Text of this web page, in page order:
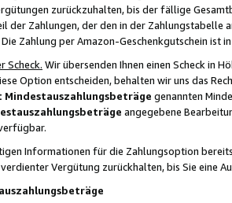
zurückzuhalten, bis der fällige
der Zahlungen, der den in der
Zahlung per Amazon-Geschenkgutschein ist
Scheck. Wir übersenden Ihnen einen Scheck in
Option entscheiden, behalten wir uns das
Mindestauszahlungsbeträge genannten
angegebene
Informationen für die Zahlungsoption
Vergütung zurückhalten, bis Sie